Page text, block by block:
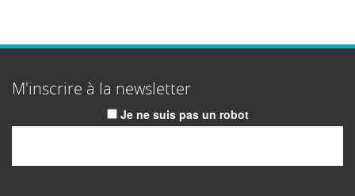
M'inscrire à la newsletter
Je ne suis pas un robot